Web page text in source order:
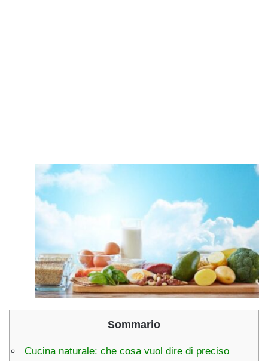
Sommario
Cucina naturale: che cosa vuol dire di preciso